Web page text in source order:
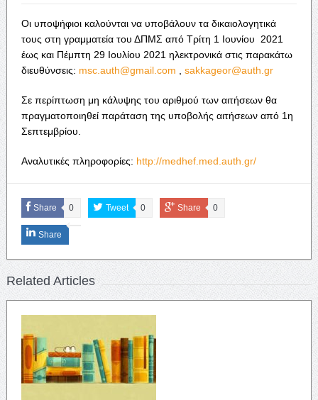
Οι υποψήφιοι καλούνται να υποβάλουν τα δικαιολογητικά
τους στη γραμματεία του ΔΠΜΣ από Τρίτη 1 Ιουνίου 2021
έως και Πέμπτη 29 Ιουλίου 2021 ηλεκτρονικά στις παρακάτω
διευθύνσεις: msc.auth@gmail.com sakkageor@auth.gr
Σε περίπτωση μη κάλυψης του αριθμού των αιτήσεων θα
πραγματοποιηθεί παράταση της υποβολής αιτήσεων από 1η
Σεπτεμβρίου.
Αναλυτικές πληροφορίες: http://medhef.med.auth.gr/
Share 0 Tweet 0 Share 0
Share
Related Articles